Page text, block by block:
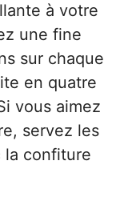
à votre
une fine
sur chaque
en quatre
vous aimez
servez les
la confiture